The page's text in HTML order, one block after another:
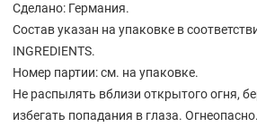
жасмин, лилия, роза. конечная
дерево, мускус, амбра, абрикос
Сделано: Германия.
Состав указан на упаковке в
INGREDIENTS.
Hомер партии: см. на упаковке.
Не распылять вблизи открытого огня,
избегать попадания в глаза.